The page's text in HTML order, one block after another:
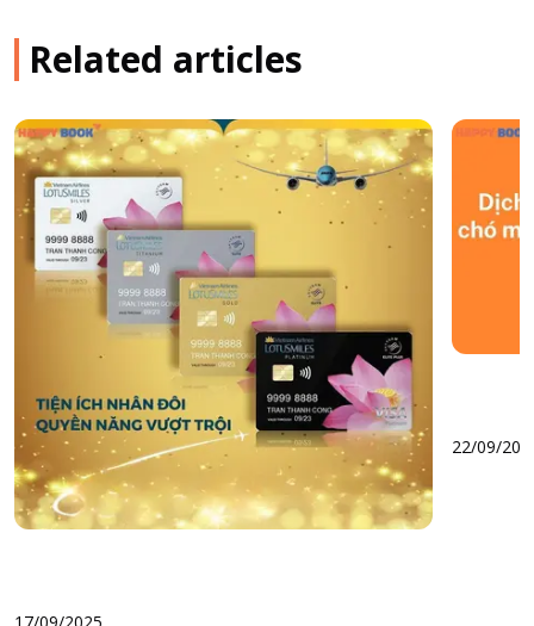
Related articles
22/09/